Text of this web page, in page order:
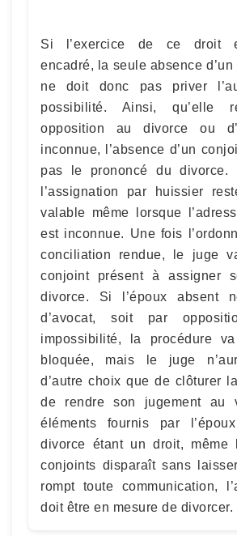
Si l’exercice de ce droit
encadré, la seule absence
ne doit donc pas priver
possibilité. Ainsi, qu’elle
opposition au divorce ou
inconnue, l’absence d’un
pas le prononcé du divorce.
l’assignation par huissier
valable même lorsque
est inconnue. Une fois
conciliation rendue, le juge
conjoint présent à assigner
divorce. Si l’époux absent
d’avocat, soit par
impossibilité, la procédure
bloquée, mais le juge
d’autre choix que de clôturer
de rendre son jugement au
éléments fournis par
divorce étant un droit, même
conjoints disparaît sans
rompt toute communication,
doit être en mesure de divorcer.